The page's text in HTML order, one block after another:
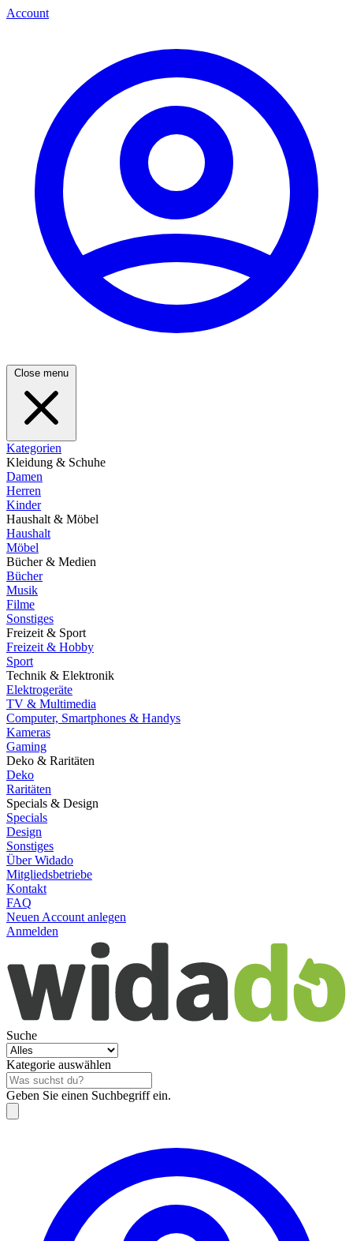
Account
Close menu
Kategorien
Kleidung & Schuhe
Damen
Herren
Kinder
Haushalt & Möbel
Haushalt
Möbel
Bücher & Medien
Bücher
Musik
Filme
Sonstiges
Freizeit & Sport
Freizeit & Hobby
Sport
Technik & Elektronik
Elektrogeräte
TV & Multimedia
Computer, Smartphones & Handys
Kameras
Gaming
Deko & Raritäten
Deko
Raritäten
Specials & Design
Specials
Design
Sonstiges
Über Widado
Mitgliedsbetriebe
Kontakt
FAQ
Neuen Account anlegen
Anmelden
Suche
Kategorie auswählen
Geben Sie einen Suchbegriff ein.